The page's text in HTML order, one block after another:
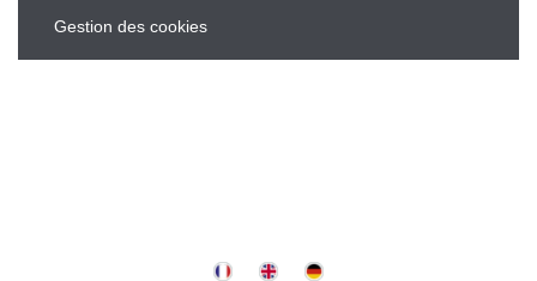
Gestion des cookies